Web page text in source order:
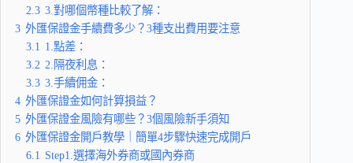
2.3 3.對哪個幣種比較了解：
3 外匯保證金手續費多少？3種支出費用要注意
3.1 1.點差：
3.2 2.隔夜利息：
3.3 3.手續佣金：
4 外匯保證金如何計算損益？
5 外匯保證金風險有哪些？3個風險新手須知
6 外匯保證金開戶教學｜簡單4步驟快速完成開戶
6.1 Step1.選擇海外券商或國內券商